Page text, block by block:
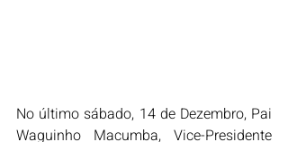
No último sábado, 14 de Dezembro, Pai
Waguinho Macumba, Vice-Presidente